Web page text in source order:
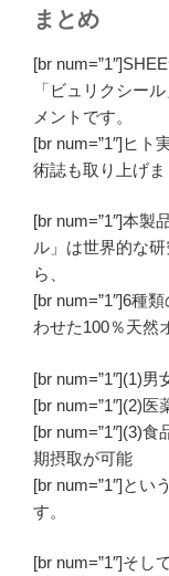
まとめ
[br
「ビュリクシー
メントです。
[br num=”1″]ヒト
術誌も取り上げま
[br num=”1″]本製
ル」は世界的な
ら、
[br num=”1″]6種
わせた100％天然
[br num=”1″](1)男
[br num=”1″](2)医
[br num=”1″](3)食
期摂取が可能
[br num=”1″]とい
す。
[br num=”1″]そし